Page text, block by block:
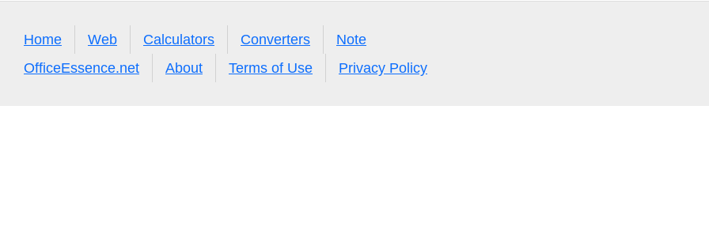
Home Web Calculators Converters
Note
OfficeEssence.net
About Terms of Use Privacy Policy